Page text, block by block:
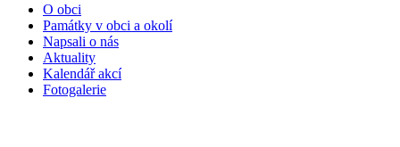
O obci
Památky v obci a okolí
Napsali o nás
Aktuality
Kalendář akcí
Fotogalerie